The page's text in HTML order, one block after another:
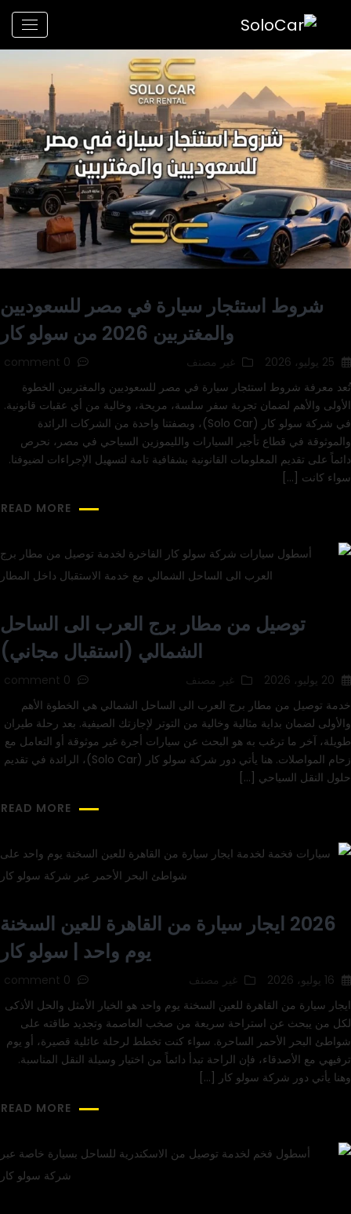
شروط استئجار سيارة في مصر للسعوديين
والمغتربين 2026 من سولو كار
25 يوليو، 2026 غير مصنف
0 comment
تُعد معرفة شروط استئجار سيارة في مصر للسعوديين والمغتربين الخطوة
الأولى والأهم لضمان تجربة سفر سلسة، مريحة، وخالية من أي عقبات قانونية.
في شركة سولو كار (Solo Car)، وبصفتنا واحدة من الشركات الرائدة
والموثوقة في قطاع تأجير السيارات والليموزين السياحي في مصر، نحرص
دائماً على تقديم المعلومات القانونية بشفافية تامة لتسهيل الإجراءات لضيوفنا.
سواء كانت […]
READ MORE
توصيل من مطار برج العرب الى الساحل
الشمالي (استقبال مجاني)
20 يوليو، 2026 غير مصنف
0 comment
خدمة توصيل من مطار برج العرب الى الساحل الشمالي هي الخطوة الأهم
والأولى لضمان بداية مثالية وخالية من التوتر لإجازتك الصيفية. بعد رحلة طيران
طويلة، آخر ما ترغب به هو البحث عن سيارات أجرة غير موثوقة أو التعامل مع
زحام المواصلات. هنا يأتي دور شركة سولو كار (Solo Car)، الرائدة في تقديم
حلول النقل السياحي […]
READ MORE
2026 ايجار سيارة من القاهرة للعين السخنة
يوم واحد | سولو كار
16 يوليو، 2026 غير مصنف
0 comment
ايجار سيارة من القاهرة للعين السخنة يوم واحد هو الخيار الأمثل والحل الأذكى
لكل من يبحث عن استراحة سريعة من صخب العاصمة وتجديد طاقته على
شواطئ البحر الأحمر الساحرة. سواء كنت تخطط لرحلة عائلية قصيرة، أو يوم
ترفيهي مع الأصدقاء، فإن الراحة تبدأ دائماً من اختيار وسيلة النقل المناسبة.
وهنا يأتي دور شركة سولو كار […]
READ MORE